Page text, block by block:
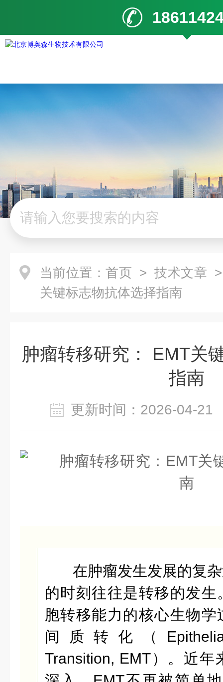
当前位置： 首页 > 技术文章
关键标志物抗体选择指南
肿瘤转移研究： EMT关
指南
更新时间：2026-04-
在肿瘤发生发展的复
的时刻往往是转移的发生
胞转移能力的核心生物学
间质转化（Epithelial-
Transition, EMT）。近年